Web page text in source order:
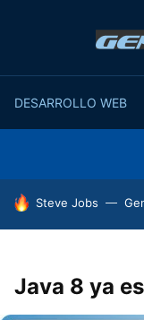
DESARROLLO WEB
HOY SE HABLA DE
Steve Jobs
Java 8 ya